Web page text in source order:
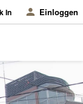
In Einloggen